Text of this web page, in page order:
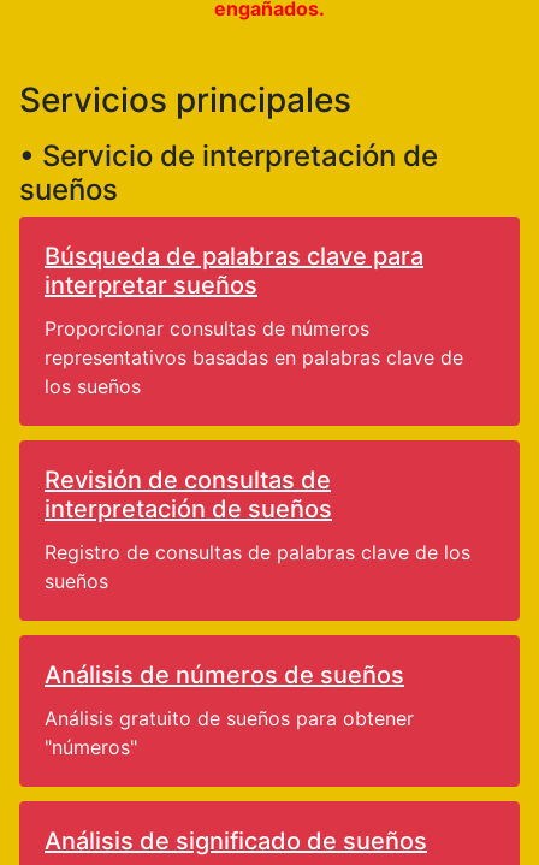
engañados.
Servicios principales
• Servicio de interpretación de
sueños
Búsqueda de palabras clave para
interpretar sueños
Proporcionar consultas de números
representativos basadas en palabras clave de
los sueños
Revisión de consultas de
interpretación de sueños
Registro de consultas de palabras clave de los
sueños
Análisis de números de sueños
Análisis gratuito de sueños para obtener
"números"
Análisis de significado de sueños